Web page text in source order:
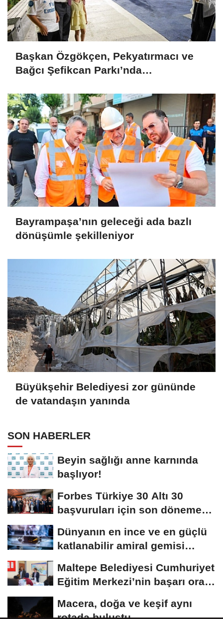
Başkan Özgökçen, Pekyatırmacı ve
Bağcı Şefikcan Parkı’nda
Bayrampaşa’nın geleceği ada bazlı
dönüşümle şekilleniyor
Büyükşehir Belediyesi zor gününde
de vatandaşın yanında
SON HABERLER
Beyin sağlığı anne karnında
başlıyor!
Forbes Türkiye 30 Altı 30
başvuruları için son dönemece
Dünyanın en ince ve en güçlü
katlanabilir amiral gemisi
Maltepe Belediyesi Cumhuriyet
Eğitim Merkezi’nin başarı oranı
Macera, doğa ve keşif aynı